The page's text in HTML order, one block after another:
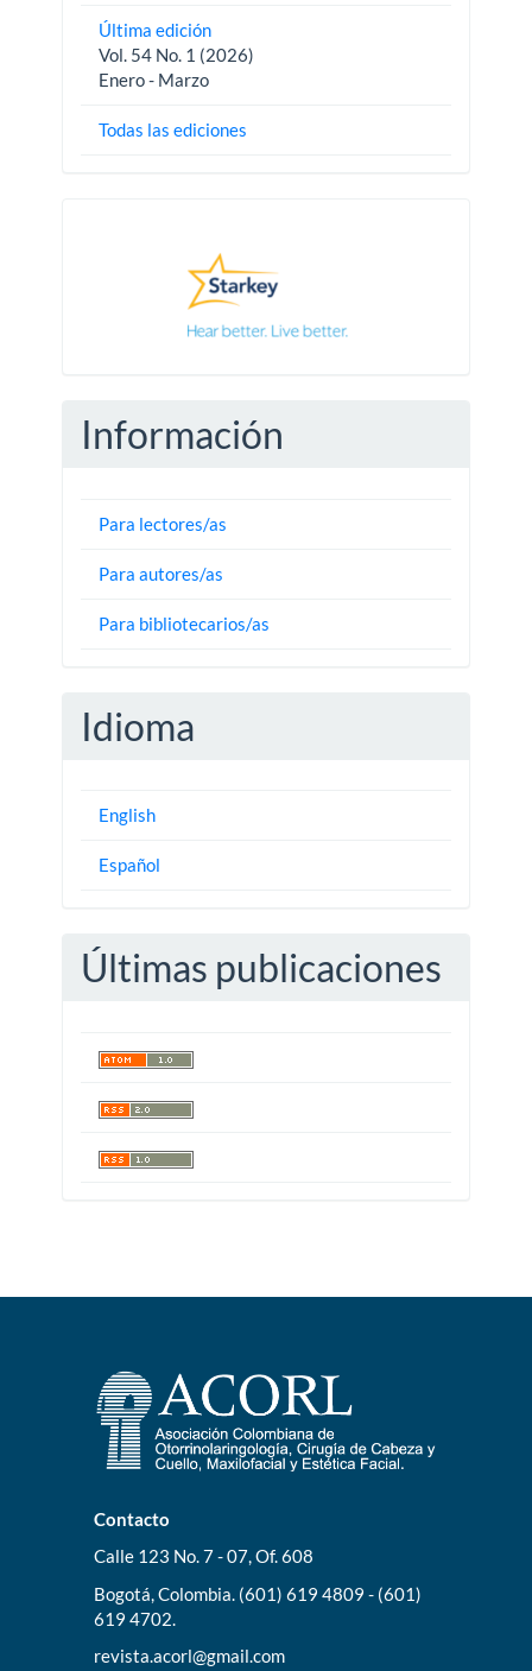
Última edición
Vol. 54 No. 1 (2026)
Enero - Marzo
Todas las ediciones
Información
Para lectores/as
Para autores/as
Para bibliotecarios/as
Idioma
English
Español
Últimas publicaciones
Contacto
Calle 123 No. 7 - 07, Of. 608
Bogotá, Colombia. (601) 619 4809 - (601)
619 4702.
revista.acorl@gmail.com